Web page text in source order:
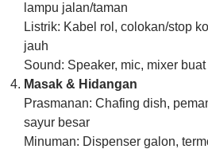
lampu jalan/taman
Listrik: Kabel rol, colokan/stop
jauh
Sound: Speaker, mic, mixer
Masak & Hidangan
Prasmanan: Chafing dish,
sayur besar
Minuman: Dispenser galon,